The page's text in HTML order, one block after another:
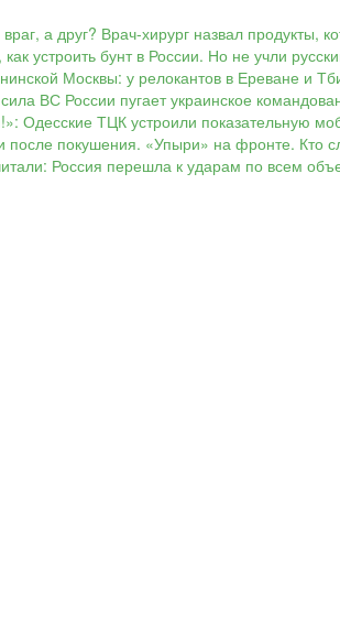
а друг? Врач-хирург назвал продукты,
устроить бунт в России. Но не учли
Москвы: у релокантов в Ереване и
ВС России пугает украинское
Одесские ТЦК устроили показательную
покушения. «Упыри» на фронте. Кто
Россия перешла к ударам по всем